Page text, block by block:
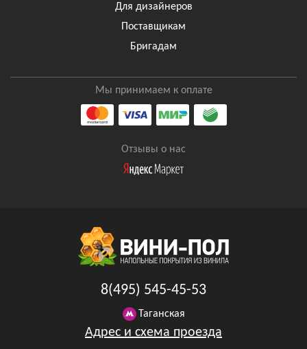
Для дизайнеров
Поставщикам
Бригадам
Мы принимаем к оплате
Отзывы о нас
8(495) 545-45-53
Таганская
Адрес и схема проезда